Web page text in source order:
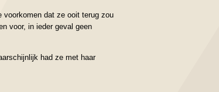
voorkomen dat ze ooit terug zou
voor, in ieder geval geen
had ze met haar